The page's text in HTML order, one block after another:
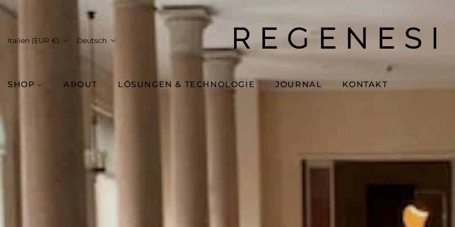
Italien (EUR €) Deutsch
SHOP ABOUT LÖSUNGEN & TECHNOLOGIE JOURNAL KONTAKT